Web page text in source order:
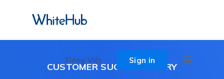
Tiếng Việt Sign in
CUSTOMER SUCCESS STORY